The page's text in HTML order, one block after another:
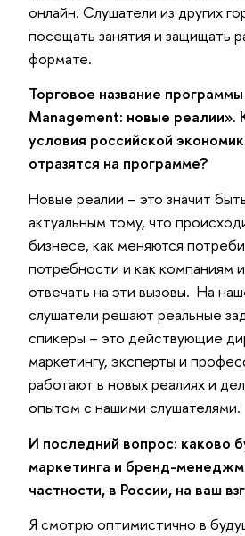
онлайн. Слушатели из других
посещать занятия и защищать
формате.
Торговое название
Management: новые реалии».
условия российской
отразятся на программе?
Новые реалии – это значит
актуальным тому, что
бизнесе, как меняются
потребности и как компаниям
отвечать на эти вызовы. На
слушатели решают реальные
спикеры – это действующие
маркетингу, эксперты и
работают в новых реалиях и
опытом с нашими слушателями.
И последний вопрос: каково
маркетинга и бренд-
частности, в России, на ваш
Я смотрю оптимистично в